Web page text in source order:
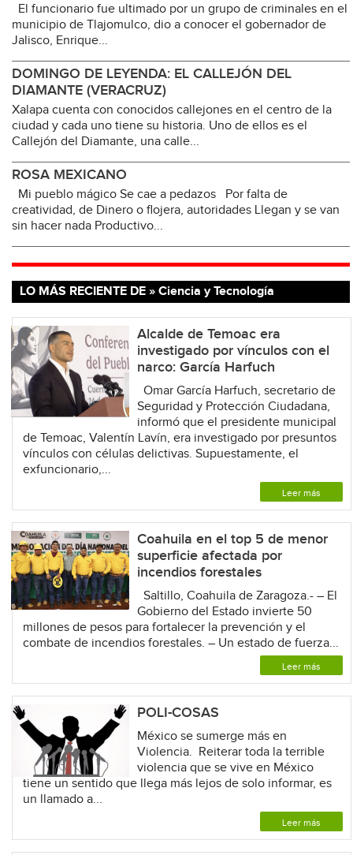
El funcionario fue ultimado por un grupo de criminales en el
municipio de Tlajomulco, dio a conocer el gobernador de
Jalisco, Enrique...
DOMINGO DE LEYENDA: EL CALLEJÓN DEL
DIAMANTE (VERACRUZ)
Xalapa cuenta con conocidos callejones en el centro de la
ciudad y cada uno tiene su historia. Uno de ellos es el
Callejón del Diamante, una calle...
ROSA MEXICANO
Mi pueblo mágico Se cae a pedazos Por falta de
creatividad, de Dinero o flojera, autoridades Llegan y se van
sin hacer nada Productivo...
LO MÁS RECIENTE DE » Ciencia y Tecnología
Alcalde de Temoac era
investigado por vínculos con el
narco: García Harfuch
Omar García Harfuch, secretario de
Seguridad y Protección Ciudadana,
informó que el presidente municipal
de Temoac, Valentín Lavín, era investigado por presuntos
vínculos con células delictivas. Supuestamente, el
exfuncionario,...
Leer más
Coahuila en el top 5 de menor
superficie afectada por
incendios forestales
Saltillo, Coahuila de Zaragoza.- – El
Gobierno del Estado invierte 50
millones de pesos para fortalecer la prevención y el
combate de incendios forestales. – Un estado de fuerza...
Leer más
POLI-COSAS
México se sumerge más en
Violencia. Reiterar toda la terrible
violencia que se vive en México
tiene un sentido que llega más lejos de solo informar, es
un llamado a...
Leer más